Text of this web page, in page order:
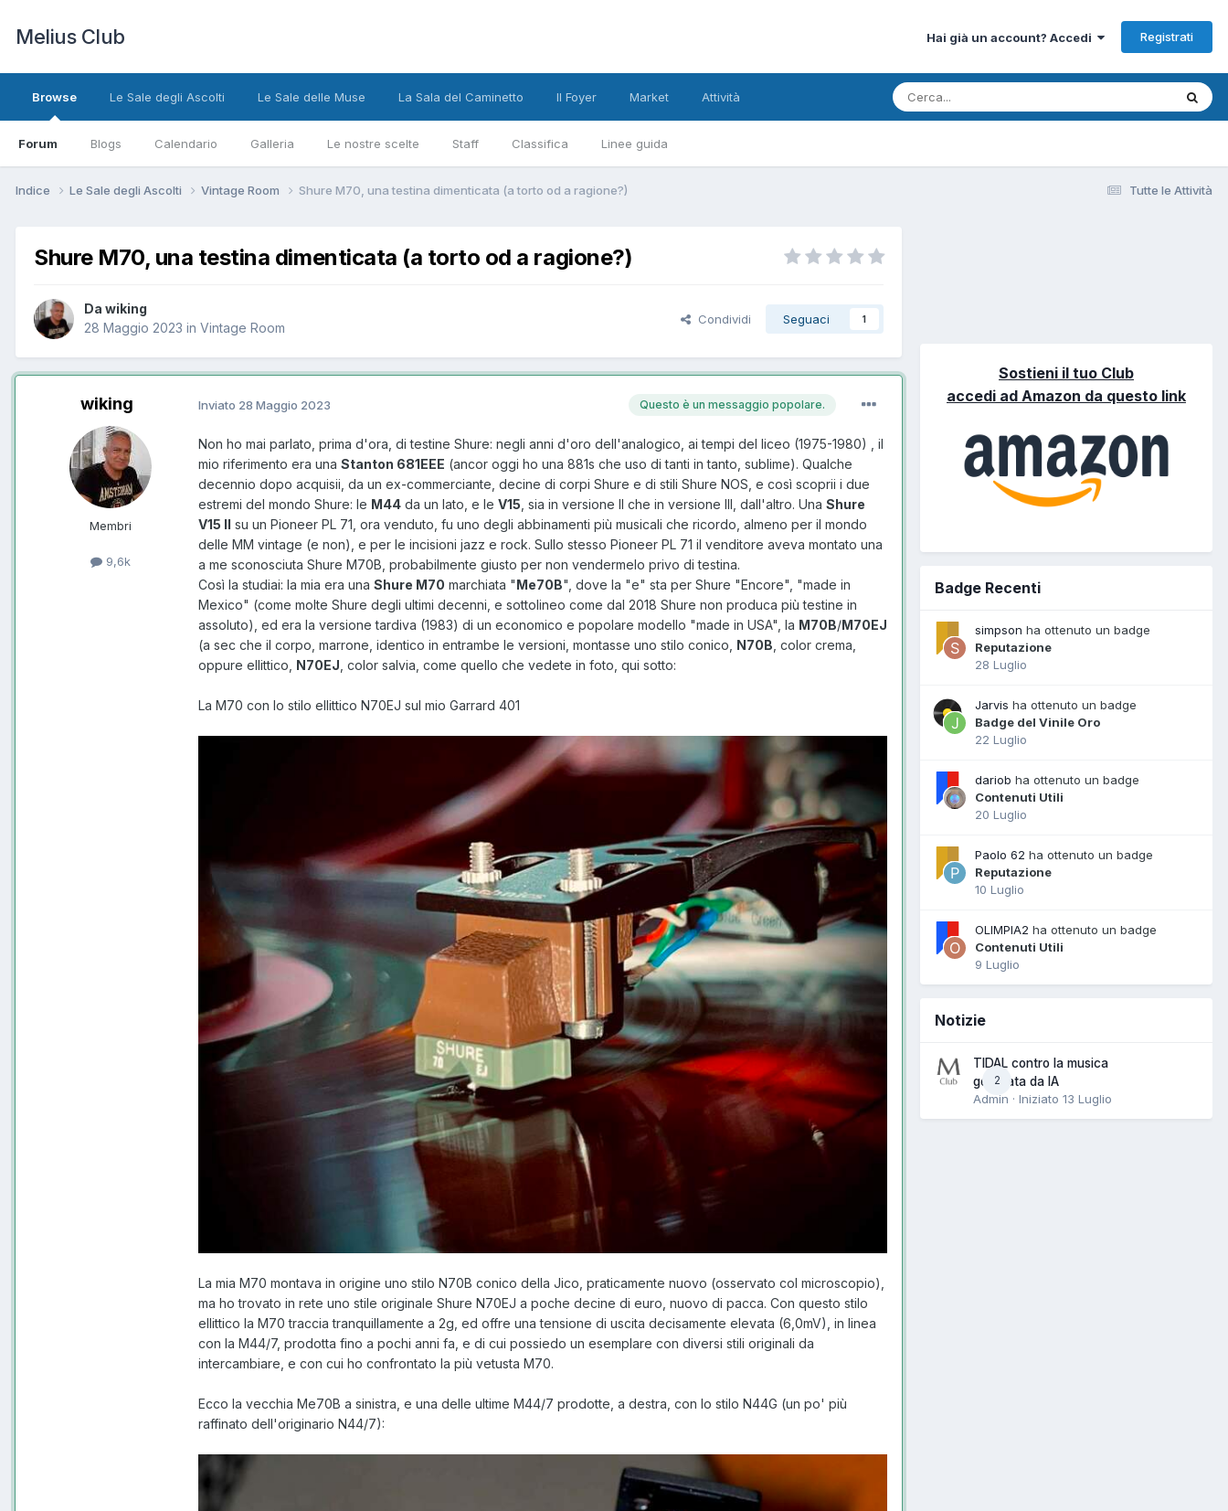
Melius Club Hai già un account? Accedi Registrati
Browse
Forum Blogs Calendario Galleria Le nostre scelte Staff Classifica Linee guida
Le Sale degli Ascolti Le Sale delle Muse La Sala del Caminetto Il Foyer Market Attività
Tutte le Attività
Indice Le Sale degli Ascolti Vintage Room Shure M70, una testina dimenticata (a torto od a ragione?)
Shure M70, una testina dimenticata (a torto od a ragione?)
Da wiking
28 Maggio 2023 in Vintage Room
Condividi Seguaci 1
wiking
Membri
9,6k
Questo è un messaggio popolare.
Inviato 28 Maggio 2023
Non ho mai parlato, prima d'ora, di testine Shure: negli anni d'oro dell'analogico, ai tempi del liceo (1975-1980) , il
mio riferimento era una Stanton 681EEE (ancor oggi ho una 881s che uso di tanti in tanto, sublime). Qualche
decennio dopo acquisii, da un ex-commerciante, decine di corpi Shure e di stili Shure NOS, e così scoprii i due
estremi del mondo Shure: le M44 da un lato, e le V15 , sia in versione II che in versione III, dall'altro. Una Shure
V15 II su un Pioneer PL 71, ora venduto, fu uno degli abbinamenti più musicali che ricordo, almeno per il mondo
delle MM vintage (e non), e per le incisioni jazz e rock. Sullo stesso Pioneer PL 71 il venditore aveva montato una
a me sconosciuta Shure M70B, probabilmente giusto per non vendermelo privo di testina.
Così la studiai: la mia era una Shure M70 marchiata "Me70B", dove la "e" sta per Shure "Encore", "made in
Mexico" (come molte Shure degli ultimi decenni, e sottolineo come dal 2018 Shure non produca più testine in
assoluto), ed era la versione tardiva (1983) di un economico e popolare modello "made in USA", la M70B/M70EJ
(a sec che il corpo, marrone, identico in entrambe le versioni, montasse uno stilo conico, N70B , color crema,
oppure ellittico, N70EJ , color salvia, come quello che vedete in foto, qui sotto:
La M70 con lo stilo ellittico N70EJ sul mio Garrard 401
La mia M70 montava in origine uno stilo N70B conico della Jico, praticamente nuovo (osservato col microscopio),
ma ho trovato in rete uno stile originale Shure N70EJ a poche decine di euro, nuovo di pacca. Con questo stilo
ellittico la M70 traccia tranquillamente a 2g, ed offre una tensione di uscita decisamente elevata (6,0mV), in linea
con la M44/7, prodotta fino a pochi anni fa, e di cui possiedo un esemplare con diversi stili originali da
intercambiare, e con cui ho confrontato la più vetusta M70.
Ecco la vecchia Me70B a sinistra, e una delle ultime M44/7 prodotte, a destra, con lo stilo N44G (un po' più
raffinato dell'originario N44/7):
Sostieni il tuo Club
accedi ad Amazon da questo link
Badge Recenti
simpson ha ottenuto un badge
Reputazione
28 Luglio
Jarvis ha ottenuto un badge
Badge del Vinile Oro
22 Luglio
dariob ha ottenuto un badge
Contenuti Utili
20 Luglio
Paolo 62 ha ottenuto un badge
Reputazione
10 Luglio
OLIMPIA2 ha ottenuto un badge
Contenuti Utili
9 Luglio
Notizie
2
TIDAL contro la musica
generata da IA
Admin · Iniziato 13 Luglio